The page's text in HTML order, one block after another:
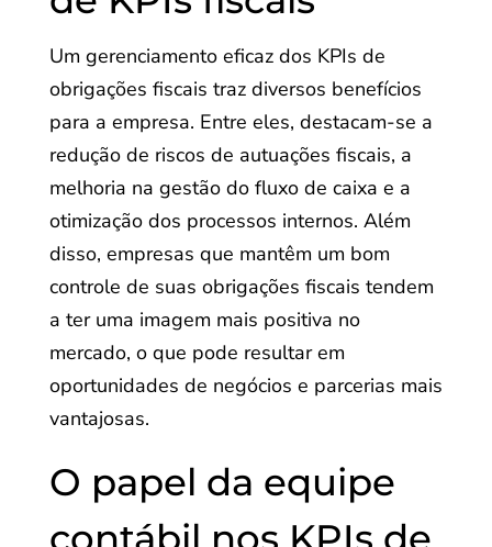
Um gerenciamento eficaz dos KPIs de
obrigações fiscais traz diversos benefícios
para a empresa. Entre eles, destacam-se a
redução de riscos de autuações fiscais, a
melhoria na gestão do fluxo de caixa e a
otimização dos processos internos. Além
disso, empresas que mantêm um bom
controle de suas obrigações fiscais tendem
a ter uma imagem mais positiva no
mercado, o que pode resultar em
oportunidades de negócios e parcerias mais
vantajosas.
O papel da equipe